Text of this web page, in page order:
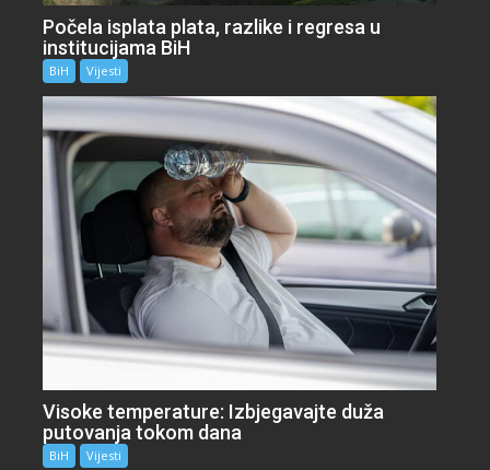
Počela isplata plata, razlike i regresa u
institucijama BiH
BiH Vijesti
Visoke temperature: Izbjegavajte duža
putovanja tokom dana
BiH Vijesti